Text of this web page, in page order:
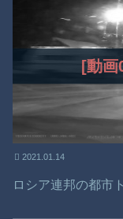
[動
2021.01.14
ロシア連邦の都市